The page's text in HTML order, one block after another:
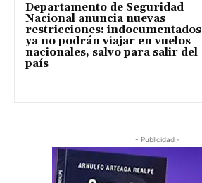
Departamento de Seguridad
Nacional anuncia nuevas
restricciones: indocumentados
ya no podrán viajar en vuelos
nacionales, salvo para salir del
país
- Publicidad -